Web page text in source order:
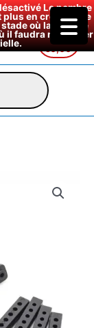
Le nombre
plus en croissance
où la dérivée
il faudra modéliser
€0,00